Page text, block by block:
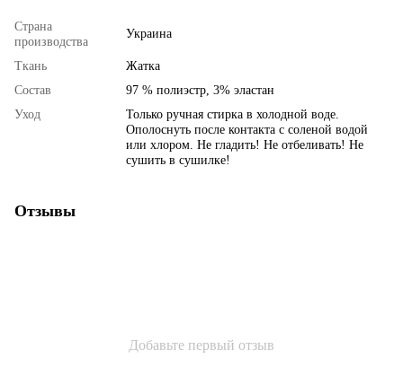
Страна
производства
Украина
Ткань
Жатка
Состав
97 % полиэстр, 3% эластан
Уход
Только ручная стирка в холодной воде.
Ополоснуть после контакта с соленой водой
или хлором. Не гладить! Не отбеливать! Не
сушить в сушилке!
Отзывы
Добавьте первый отзыв